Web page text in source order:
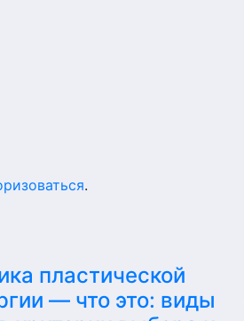
.
пластической
— что это: виды